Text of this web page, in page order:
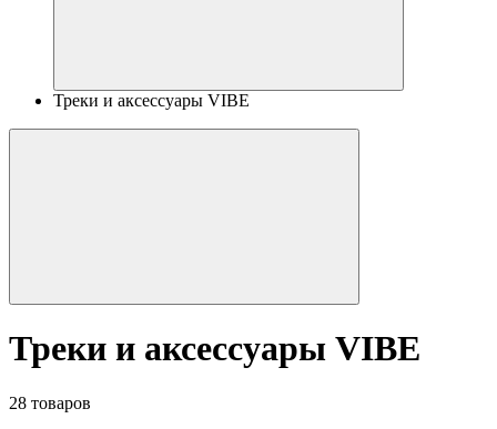
Треки и аксессуары VIBE
Треки и аксессуары VIBE
28 товаров